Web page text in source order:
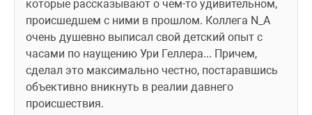
которые рассказывают о чем-то удивительном,
происшедшем с ними в прошлом. Коллега N_A
очень душевно выписал свой детский опыт с
часами по наущению Ури Геллера... Причем,
сделал это максимально честно, постаравшись
объективно вникнуть в реалии давнего
происшествия.